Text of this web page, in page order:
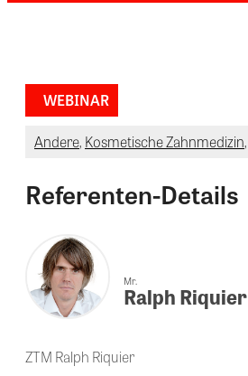
WEBINAR
Andere, Kosmetische Zahnmedizin,
Referenten-Details
Mr.
Ralph Riquier
ZTM Ralph Riquier